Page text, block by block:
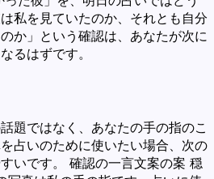
私を見ていたのか、それとも自分
か」という確認は、あなたが次に
るはずです。
題ではなく、あなたの手の指のこ
占いのために使いたい場合、次の
いです。 確認の一言文案の案 穏